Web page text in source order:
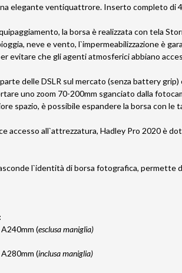
elegante ventiquattrore. Inserto completo di
la borsa è realizzata con tela
neve e vento, l`impermeabilizzazione è
evitare che gli agenti atmosferici abbiano
delle DSLR sul mercato (senza battery
uno zoom 70-200mm sganciato dalla
spazio, è possibile espandere la borsa con
accesso all`attrezzatura, Hadley Pro 2020 è
l`identità di borsa fotografica, permette
(esclusa maniglia)
(inclusa maniglia)